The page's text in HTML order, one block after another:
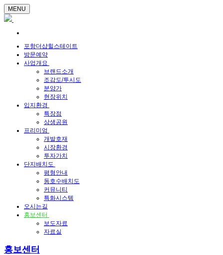
MENU
포항더샵힐스테이트
방문예약
사업개요
브랜드소개
조감도/투시도
분양가
현장위치
입지환경
특장점
상생공원
프리미엄
개발호재
시장환경
투자가치
단지배치도
평형안내
동호수배치도
커뮤니티
특화시스템
오시는길
홍보센터
보도자료
자료실
홍보센터